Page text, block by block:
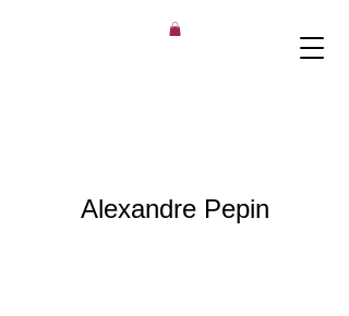
Alexandre Pepin